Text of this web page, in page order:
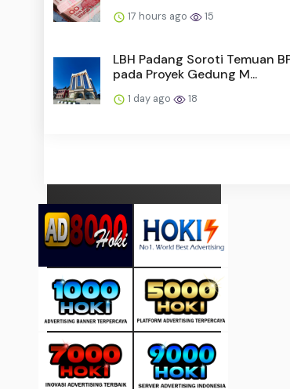
17 hours ago 15
LBH Padang Soroti Temuan
pada Proyek Gedung M...
1 day ago 18